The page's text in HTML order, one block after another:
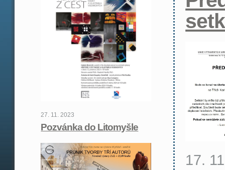
27. 11. 2023
Pozvánka do Litomyšle
17.